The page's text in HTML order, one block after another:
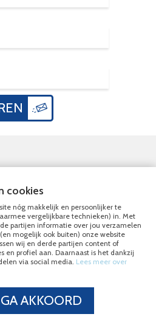
OVER ONS
VACATURES
REFERENTIES
DUURZAAMHEID
cookies
nóg makkelijk en persoonlijker te
vergelijkbare technieken) in. Met
partijen informatie over jou verzamelen
mogelijk ook buiten) onze website
wij en derde partijen content of
en profiel aan. Daarnaast is het dankzij
via social media. Lees meer over
AKKOORD